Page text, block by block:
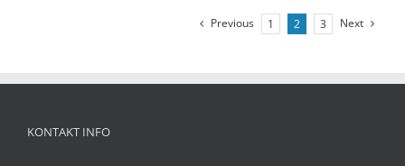
Previous 1 2 3 Next
KONTAKT INFO